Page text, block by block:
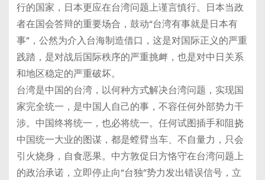
行的国家，日本更应在台湾问题上谨言慎行。日本当政
者在国会答辩的重要场合，鼓动“台湾有事就是日本有
事”，公然为介入台海制造借口，这是对国际正义的严重
践踏，是对战后国际秩序的严重挑衅，也是对中日关系
和地区稳定的严重破坏。
台湾是中国的台湾，以何种方式解决台湾问题，实现国
家完全统一，是中国人自己的事，不容任何外部势力干
涉。中国终将统一，也必将统一。任何试图插手和阻挠
中国统一大业的图谋，都是螳臂当车、不自量力，只会
引火烧身，自食恶果。中方敦促日方恪守在台湾问题上
的政治承诺，立即停止向“台独”势力发出错误信号，立